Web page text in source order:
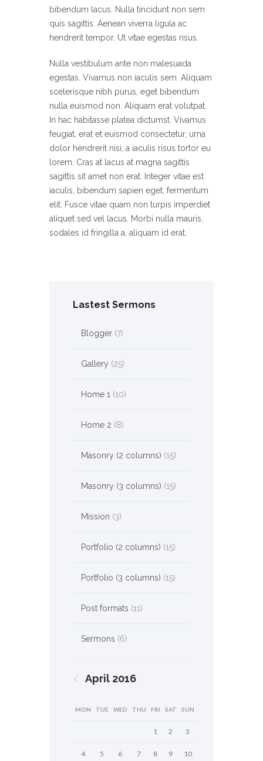
bibendum lacus. Nulla tincidunt non sem
quis sagittis. Aenean viverra ligula ac
hendrerit tempor. Ut vitae egestas risus.
Nulla vestibulum ante non malesuada
egestas. Vivamus non iaculis sem. Aliquam
scelerisque nibh purus, eget bibendum
nulla euismod non. Aliquam erat volutpat.
In hac habitasse platea dictumst. Vivamus
feugiat, erat et euismod consectetur, urna
dolor hendrerit nisi, a iaculis risus tortor eu
lorem. Cras at lacus at magna sagittis
sagittis sit amet non erat. Integer vitae est
iaculis, bibendum sapien eget, fermentum
elit. Fusce vitae quam non turpis imperdiet
aliquet sed vel lacus. Morbi nulla mauris,
sodales id fringilla a, aliquam id erat.
Lastest Sermons
Blogger(7)
Gallery (25)
Home 1 (10)
Home 2 (8)
Masonry (2 columns) (15)
Masonry (3 columns) (15)
Mission (3)
Portfolio (2 columns) (15)
Portfolio (3 columns) (15)
Post formats (11)
Sermons (6)
April 2016
MON TUE WED THU FRI SAT SUN
1 2 3
4 5 6 7 8 9 10